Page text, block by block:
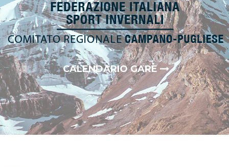
CALENDARIO GARE